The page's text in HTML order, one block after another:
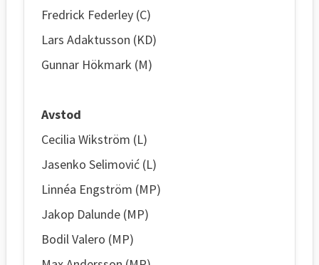
Fredrick Federley (C)
Lars Adaktusson (KD)
Gunnar Hökmark (M)
Avstod
Cecilia Wikström (L)
Jasenko Selimović (L)
Linnéa Engström (MP)
Jakop Dalunde (MP)
Bodil Valero (MP)